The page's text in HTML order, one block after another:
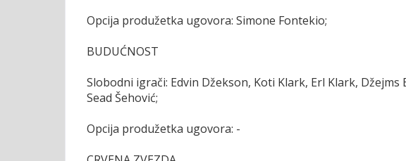
Opcija produžetka ugovora: Simone Fontekio;
BUDUĆNOST
Slobodni igrači: Edvin Džekson, Koti Klark, Erl Klark, Džejms
Sead Šehović;
Opcija produžetka ugovora: -